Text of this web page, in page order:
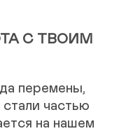
С ТВОИМ
перемены,
частью
на нашем